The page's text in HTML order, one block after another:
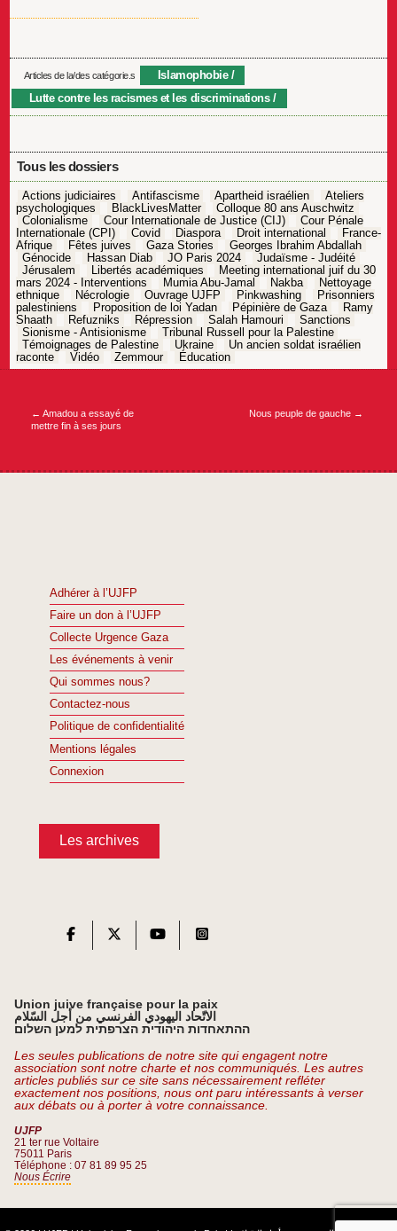
Articles de la/des catégorie.s
Islamophobie
Lutte contre les racismes et les discriminations
Tous les dossiers
Actions judiciaires Antifascisme Apartheid israélien
Ateliers
psychologiques
BlackLivesMatter
Colloque 80 ans Auschwitz
Colonialisme
Cour Internationale de Justice (CIJ)
Cour Pénale
Internationale (CPI)
Covid Diaspora Droit international
France-
Afrique
Fêtes juives Gaza Stories
Georges Ibrahim Abdallah
Génocide
Hassan Diab JO Paris 2024
Judaïsme - Judéité
Jérusalem
Libertés académiques
Meeting international juif du 30
mars 2024 - Interventions
Mumia Abu-Jamal Nakba
Nettoyage
ethnique
Nécrologie Ouvrage UJFP Pinkwashing
Prisonniers
palestiniens
Proposition de loi Yadan Pépinière de Gaza
Ramy
Shaath
Refuzniks Répression Salah Hamouri
Sanctions
Sionisme - Antisionisme
Tribunal Russell pour la Palestine
Témoignages de Palestine
Ukraine
Un ancien soldat israélien
raconte
Vidéo Zemmour Éducation
Navigation
← Amadou a essayé de
mettre fin à ses jours
Nous peuple de gauche →
Adhérer à l’UJFP
Faire un don à l’UJFP
Collecte Urgence Gaza
Les événements à venir
Qui sommes nous?
Contactez-nous
Politique de confidentialité
Mentions légales
Connexion
Les archives
Union juive française pour la paix
الاتّحاد اليهودي الفرنسي من أجل السّلام
ההתאחדות היהודית הצרפתית למען השלום
Les seules publications de notre site qui engagent notre
association sont notre charte et nos communiqués. Les autres
articles publiés sur ce site sans nécessairement refléter
exactement nos positions, nous ont paru intéressants à verser
aux débats ou à porter à votre connaissance.
UJFP
21 ter rue Voltaire
75011 Paris
Téléphone : 07 81 89 95 25
Nous Écrire